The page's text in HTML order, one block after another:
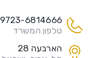
9723-6814666+
טלפון המשרד
הארבעה 28